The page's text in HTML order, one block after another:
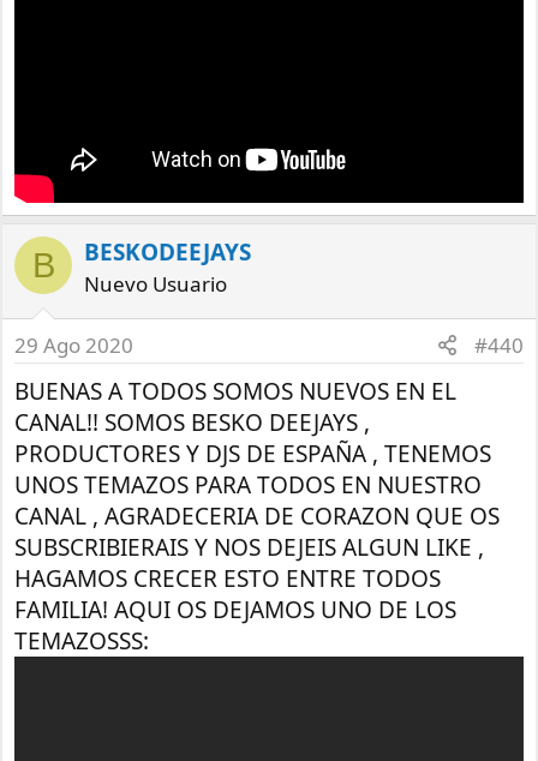
B BESKODEEJAYS
Nuevo Usuario
29 Ago 2020 #440
BUENAS A TODOS SOMOS NUEVOS EN EL
CANAL!! SOMOS BESKO DEEJAYS ,
PRODUCTORES Y DJS DE ESPAÑA , TENEMOS
UNOS TEMAZOS PARA TODOS EN NUESTRO
CANAL , AGRADECERIA DE CORAZON QUE OS
SUBSCRIBIERAIS Y NOS DEJEIS ALGUN LIKE ,
HAGAMOS CRECER ESTO ENTRE TODOS
FAMILIA! AQUI OS DEJAMOS UNO DE LOS
TEMAZOSSS: